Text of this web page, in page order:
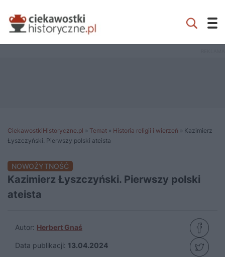
CiekawostkiHistoryczne.pl » Temat » Historia religii i wierzeń » Kazimierz
Łyszczyński. Pierwszy polski ateista
NOWOŻYTNOŚĆ
Kazimierz Łyszczyński. Pierwszy polski
ateista
Autor: Herbert Gnaś
Data publikacji: 13.04.2024